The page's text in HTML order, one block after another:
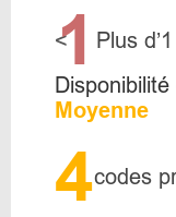
<
1 Plus
Moyenne
4codes